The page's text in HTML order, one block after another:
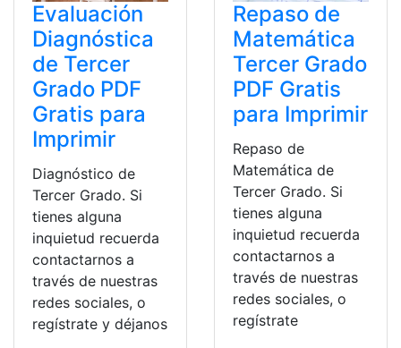
Evaluación
Diagnóstica
de Tercer
Grado PDF
Gratis para
Imprimir
Diagnóstico de
Tercer Grado. Si
tienes alguna
inquietud recuerda
contactarnos a
través de nuestras
redes sociales, o
regístrate y déjanos
Repaso de
Matemática
Tercer Grado
PDF Gratis
para Imprimir
Repaso de
Matemática de
Tercer Grado. Si
tienes alguna
inquietud recuerda
contactarnos a
través de nuestras
redes sociales, o
regístrate